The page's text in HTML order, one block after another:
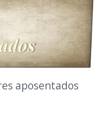
aposentados